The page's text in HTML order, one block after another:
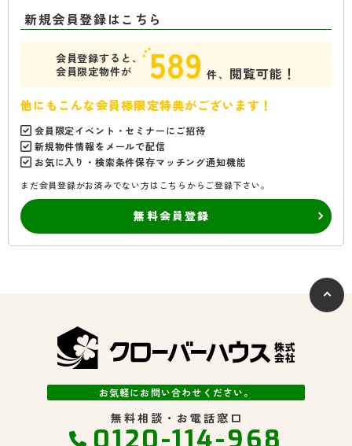
新規会員登録はこちら
会員登録すると、
会員限定物件が
589 件、 閲覧可能！
他にもこんな会員様限定特典がございます！
会員限定イベント・セミナーにご招待
新規物件情報をメールで配信
お気に入り・検索条件保存マッチング通知機能
まだ会員登録がお済みでない方はこちらからご登録下さい。
無料会員登録
お気軽にお問い合わせください。
無料相談・お電話窓口